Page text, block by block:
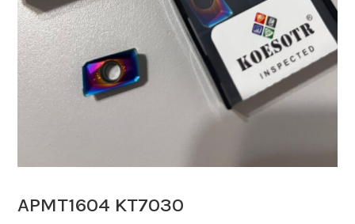
APMT1604 KT7030